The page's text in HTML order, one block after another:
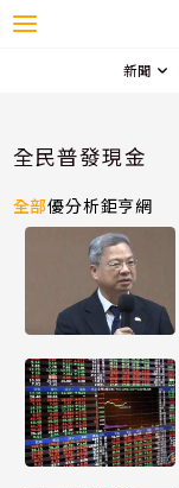
新聞
全民普發現金
全部優分析鉅亨網